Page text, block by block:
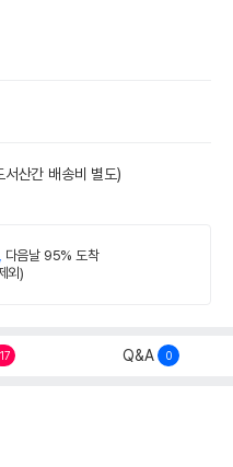
서산간 배송비 별도)
다음날 95% 도착
외)
Q&A 0